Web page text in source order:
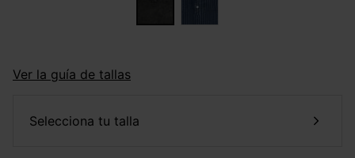
Ver la guía de tallas
selecciona tu talla